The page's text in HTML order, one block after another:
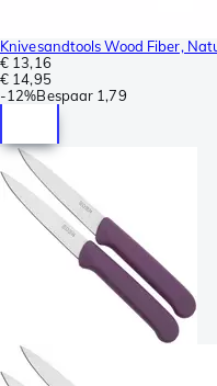
Knivesandtools Wood Fiber,
€ 13,16
€ 14,95
-12%Bespaar 1,79